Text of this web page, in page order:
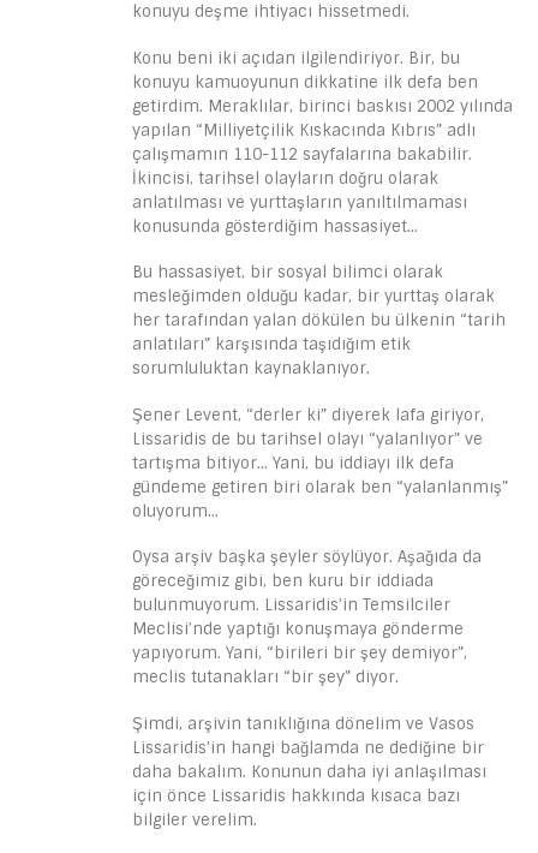
konuyu deşme ihtiyacı hissetmedi.
Konu beni iki açıdan ilgilendiriyor. Bir, bu
konuyu kamuoyunun dikkatine ilk defa ben
getirdim. Meraklılar, birinci baskısı 2002 yılında
yapılan “Milliyetçilik Kıskacında Kıbrıs” adlı
çalışmamın 110-112 sayfalarına bakabilir.
İkincisi, tarihsel olayların doğru olarak
anlatılması ve yurttaşların yanıltılmaması
konusunda gösterdiğim hassasiyet…
Bu hassasiyet, bir sosyal bilimci olarak
mesleğimden olduğu kadar, bir yurttaş olarak
her tarafından yalan dökülen bu ülkenin “tarih
anlatıları” karşısında taşıdığım etik
sorumluluktan kaynaklanıyor.
Şener Levent, “derler ki” diyerek lafa giriyor,
Lissaridis de bu tarihsel olayı “yalanlıyor” ve
tartışma bitiyor… Yani, bu iddiayı ilk defa
gündeme getiren biri olarak ben “yalanlanmış”
oluyorum…
Oysa arşiv başka şeyler söylüyor. Aşağıda da
göreceğimiz gibi, ben kuru bir iddiada
bulunmuyorum. Lissaridis’in Temsilciler
Meclisi’nde yaptığı konuşmaya gönderme
yapıyorum. Yani, “birileri bir şey demiyor”,
meclis tutanakları “bir şey” diyor.
Şimdi, arşivin tanıklığına dönelim ve Vasos
Lissaridis’in hangi bağlamda ne dediğine bir
daha bakalım. Konunun daha iyi anlaşılması
için önce Lissaridis hakkında kısaca bazı
bilgiler verelim.